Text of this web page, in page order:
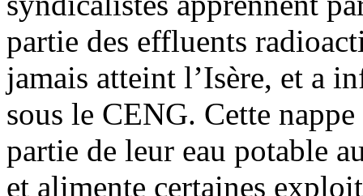
partie des effluents
jamais atteint l’Isère, et a
sous le CENG. Cette
partie de leur eau potable
et alimente certaines